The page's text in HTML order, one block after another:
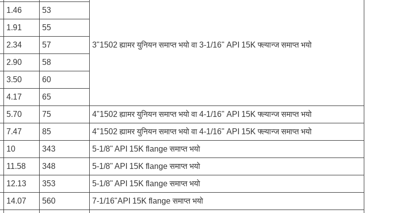
3"1502 ह्यामर युनियन समाप्त भयो वा 3-1/16" API 15K फ्ल्यान्ज समाप्त भयो
1.46 53
1.91 55
2.34 57
2.90 58
3.50 60
4.17 65
5.70 75 4"1502 ह्यामर युनियन समाप्त भयो वा 4-1/16" API 15K फ्ल्यान्ज समाप्त भयो
7.47 85 4"1502 ह्यामर युनियन समाप्त भयो वा 4-1/16" API 15K फ्ल्यान्ज समाप्त भयो
10 343 5-1/8" API 15K flange समाप्त भयो
11.58 348 5-1/8" API 15K flange समाप्त भयो
12.13 353 5-1/8" API 15K flange समाप्त भयो
14.07 560 7-1/16"API 15K flange समाप्त भयो